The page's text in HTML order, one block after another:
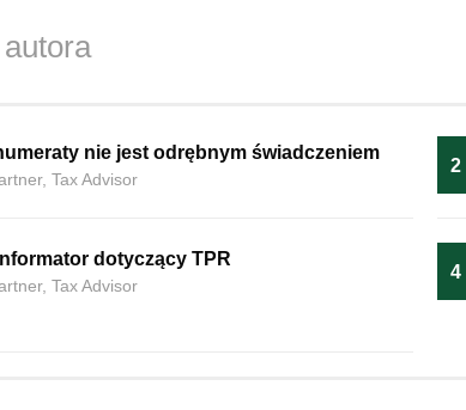
nie jest odrębnym świadczeniem
Tax Advisor
2
dotyczący TPR
Tax Advisor
4